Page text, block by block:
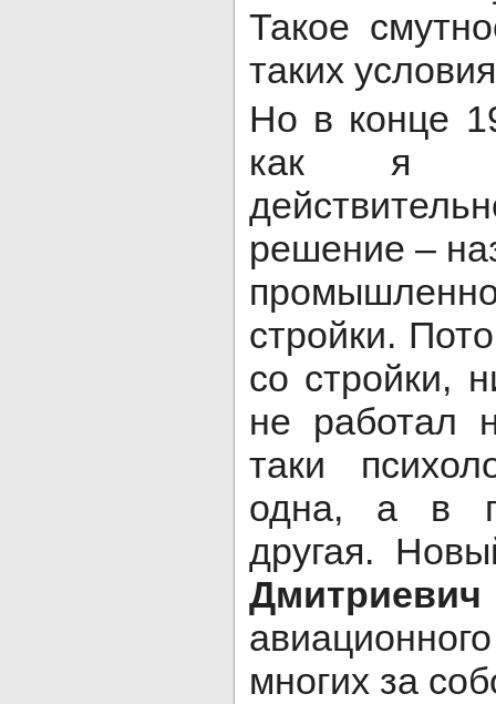
Такое
таких
Но в конце
как я
решение –
стройки.
со стройки,
не работал
таки
одна, а в
другая.
многих за